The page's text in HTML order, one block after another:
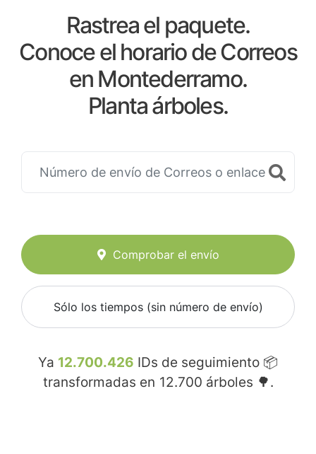
Rastrea el paquete.
Conoce el horario de Correos
en Montederramo.
Planta árboles.
Comprobar el envío
Sólo los tiempos (sin número de envío)
Ya 12.700.426 IDs de seguimiento 📦
transformadas en 12.700 árboles 🌳.